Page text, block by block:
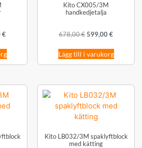
€
Kito CX005/3M
handkedjetalja
678,00€599,00€
Lägg till i varukorg
Kito LB032/3M spaklyftblock
med kätting